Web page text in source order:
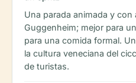
Una parada animada y con
Guggenheim; mejor para
para una comida formal.
la cultura veneciana del
de turistas.